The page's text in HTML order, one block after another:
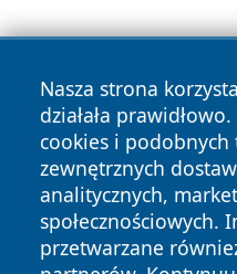
Nasza strona
działała
cookies i
zewnętrznych
analitycznych,
społecznościowych.
przetwarzane
Copyright © 2026
zastrzeżone.